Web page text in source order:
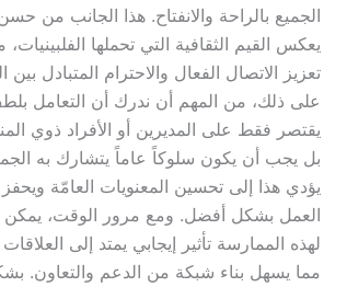
الجميع بالراحة والانفتاح. هذا الجانب من
يعكس القيم الثقافية التي تحملها
تعزيز الاتصال الفعال والاحترام المتبادل بين
على ذلك، من المهم أن ندرك أن التعامل
يقتصر فقط على المديرين أو الأفراد ذوي
بل يجب أن يكون سلوكاً عاماً يتشارك به
يؤدي هذا إلى تحسين المعنويات العامّة
العمل بشكل أفضل. ومع مرور الوقت، يمكن
لهذه الممارسة تأثير إيجابي يمتد إلى العلاقات
مما يسهل بناء شبكة من الدعم والتعاون.